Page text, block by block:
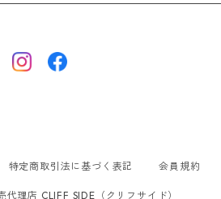
特定商取引法に基づく表記 会員規約
理店 CLIFF SIDE（クリフサイド）